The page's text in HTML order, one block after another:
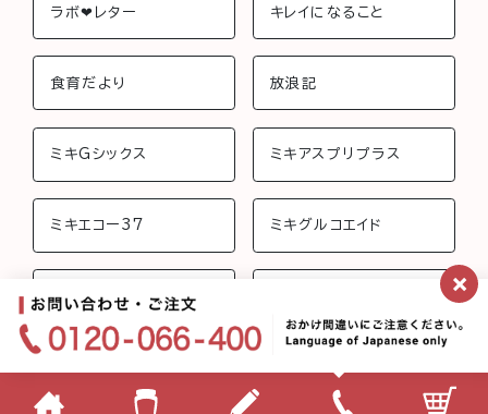
ラボ❤︎レター キレイになること
食育だより 放浪記
ミキGシックス ミキアスプリプラス
ミキエコー37 ミキグルコエイド
ミキさんちのおしゃべり ×